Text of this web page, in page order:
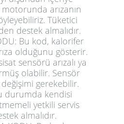
arızanın
Tüketici
destek almalıdır.
Bu kod, kalorifer
olduğunu gösterir.
sensörü arızalı ya
olabilir. Sensör
gerekebilir.
durumda kendisi
yetkili servis
almalıdır.